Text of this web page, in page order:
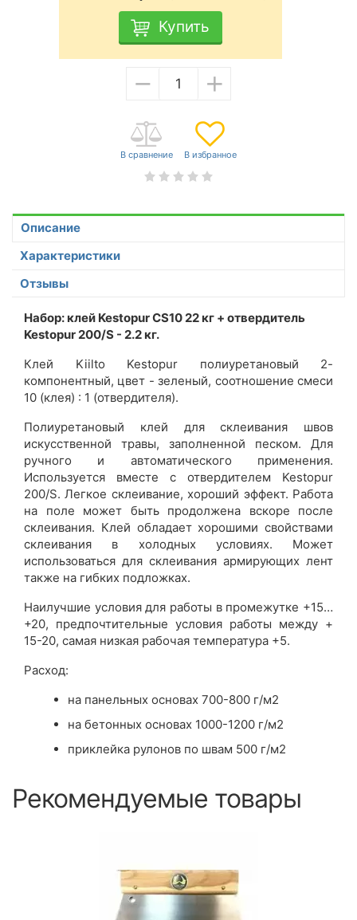
Купить
− +
Описание
Характеристики
Отзывы
Набор: клей Kestopur CS10 22 кг + отвердитель
Kestopur 200/S - 2.2 кг.
Клей Kiilto Kestopur полиуретановый 2-
компонентный, цвет - зеленый, соотношение смеси
10 (клея) : 1 (отвердителя).
Полиуретановый клей для склеивания швов
искусственной травы, заполненной песком. Для
ручного и автоматического применения.
Используется вместе с отвердителем Kestopur
200/S. Легкое склеивание, хороший эффект. Работа
на поле может быть продолжена вскоре после
склеивания. Клей обладает хорошими свойствами
склеивания в холодных условиях. Может
использоваться для склеивания армирующих лент
также на гибких подложках.
Наилучшие условия для работы в промежутке +15…
+20, предпочтительные условия работы между +
15-20, самая низкая рабочая температура +5.
Расход:
на панельных основах 700-800 г/м2
на бетонных основах 1000-1200 г/м2
приклейка рулонов по швам 500 г/м2
Рекомендуемые товары